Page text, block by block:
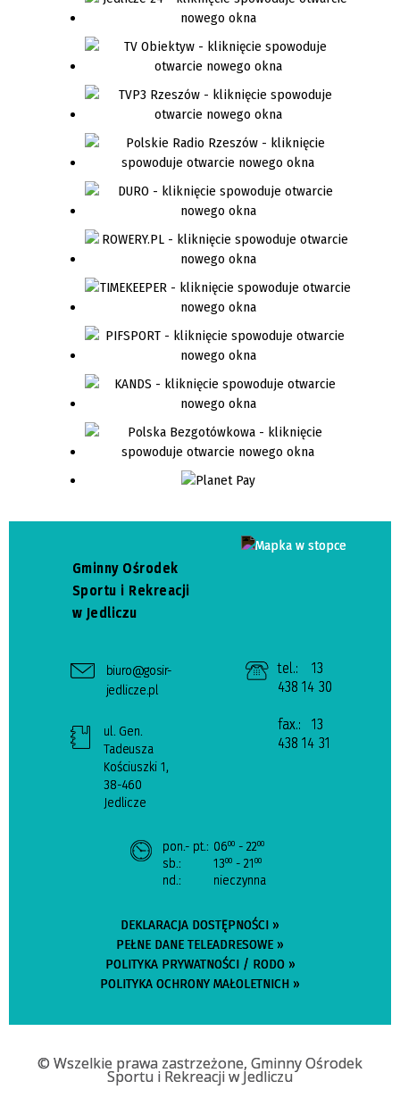
Gminny Ośrodek
Sportu i Rekreacji
w Jedliczu
biuro@gosir-
jedlicze.pl
ul. Gen.
Tadeusza
Kościuszki 1,
38-460
Jedlicze
tel.:
13
438 14 30
fax.:
13
438 14 31
pon.- pt.: 0600 - 2200
sb.: 1300 - 21 00
nd.: nieczynna
DEKLARACJA DOSTĘPNOŚCI »
PEŁNE DANE TELEADRESOWE »
POLITYKA PRYWATNOŚCI / RODO »
POLITYKA OCHRONY MAŁOLETNICH »
© Wszelkie prawa zastrzeżone, Gminny Ośrodek
Sportu i Rekreacji w Jedliczu